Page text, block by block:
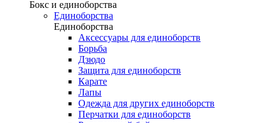
Бокс и единоборства
Единоборства
Единоборства
Аксессуары для единоборств
Борьба
Дзюдо
Защита для единоборств
Карате
Лапы
Одежда для других единоборств
Перчатки для единоборств